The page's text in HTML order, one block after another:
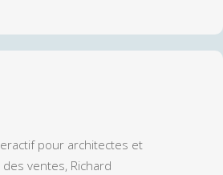
pour architectes et
des ventes, Richard